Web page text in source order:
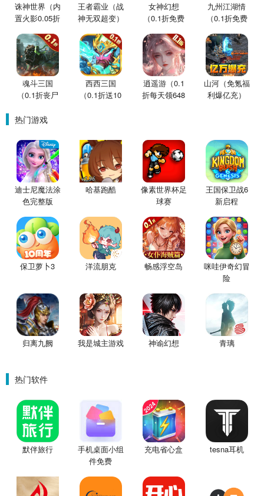
诛神世界（内
置火影0.05折
王者霸业（战
神无双超变）
女神幻想
（0.1折免费
九州江湖情
（0.1折免费
魂斗三国
（0.1折丧尸
西西三国
（0.1折送10
逍遥游（0.1
折每天领648
山河（免氪福
利爆亿充）
热门游戏
迪士尼魔法涂
色完整版
哈基跑酷
像素世界杯足
球赛
王国保卫战6
新启程
保卫萝卜3 洋流朋克 畅感浮空岛
咪哇伊奇幻冒
险
归离九阙 我是城主游戏 神谕幻想 青璃
热门软件
默伴旅行
手机桌面小组
件免费
充电省心盒 tesna耳机